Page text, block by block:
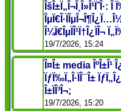
Î¼Ï€ÎµÏÎ¹Ï†Î¿ÏÎ¬
19/7/2026, 15:24
Î¤Î± media ÎºÎ±Î¹
ÏƒÏ‰Ï„Î·ÏÎ¯Î±
Î±ÏÎ³Î¬;
19/7/2026, 15:20